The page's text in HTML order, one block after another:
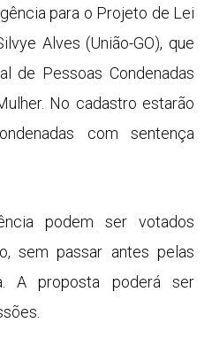
para o Projeto de Lei
Alves (União-GO), que
de Pessoas Condenadas
No cadastro estarão
com sentença
podem ser votados
sem passar antes pelas
A proposta poderá ser